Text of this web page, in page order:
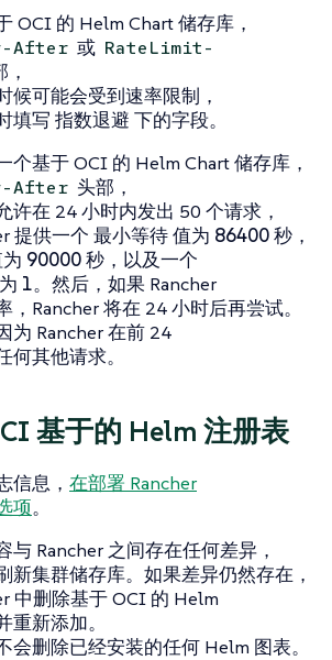
OCI 的 Helm Chart 储存库，
After 或 RateLimit-
候可能会受到速率限制，
填写 指数退避 下的字段。
个基于 OCI 的 Helm Chart 储存库，
After 头部，
许在 24 小时内发出 50 个请求，
提供一个 最小等待值为 86400秒，
90000秒，以及一个
1。然后，如果 Rancher
，Rancher 将在 24 小时后再尝试。
为 Rancher 在前 24
其他请求。
基于的 Helm 注册表
信息， 在部署 Rancher
项。
与 Rancher 之间存在任何差异，
新集群储存库。如果差异仍然存在，
中删除基于 OCI 的 Helm
重新添加。
会删除已经安装的任何 Helm 图表。